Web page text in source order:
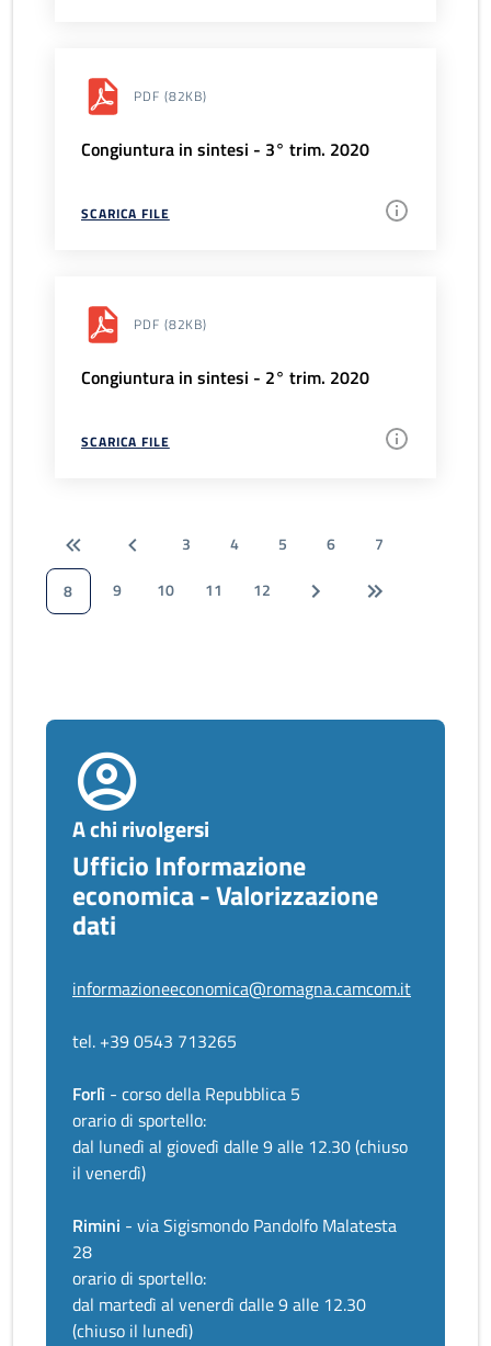
PDF (82KB)
Congiuntura in sintesi - 3° trim. 2020
SCARICA FILE
PDF (82KB)
Congiuntura in sintesi - 2° trim. 2020
SCARICA FILE
3 4 5 6
7
8
9 10 11 12
A chi rivolgersi
Ufficio Informazione
economica - Valorizzazione
dati
informazioneeconomica@romagna.camcom.it
tel. +39 0543 713265
Forlì - corso della Repubblica 5
orario di sportello:
dal lunedì al giovedì dalle 9 alle 12.30 (chiuso
il venerdì)
Rimini - via Sigismondo Pandolfo Malatesta
28
orario di sportello:
dal martedì al venerdì dalle 9 alle 12.30
(chiuso il lunedì)